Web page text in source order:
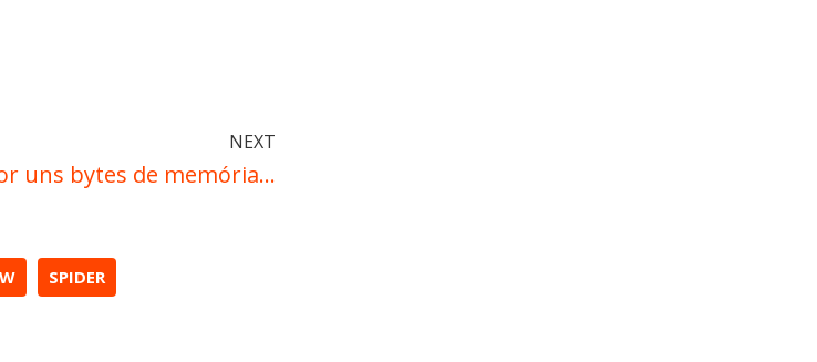
NEXT
uns bytes de memória…
SPIDER